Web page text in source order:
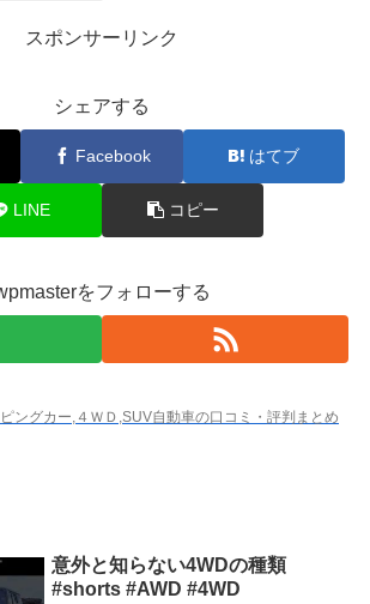
スポンサーリンク
シェアする
Facebook はてブ
LINE コピー
をフォローする
ングカー,４ＷＤ,SUV自動車の口コミ・評判まとめ
意外と知らない4WDの種類
#shorts #AWD #4WD